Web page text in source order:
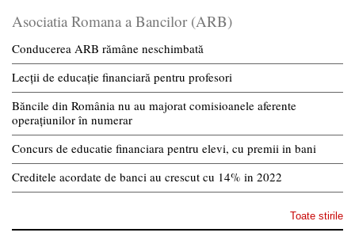
Asociatia Romana a Bancilor (ARB)
Conducerea ARB rămâne neschimbată
Lecții de educație financiară pentru profesori
Băncile din România nu au majorat comisioanele aferente
operațiunilor în numerar
Concurs de educatie financiara pentru elevi, cu premii in bani
Creditele acordate de banci au crescut cu 14% in 2022
Toate stirile